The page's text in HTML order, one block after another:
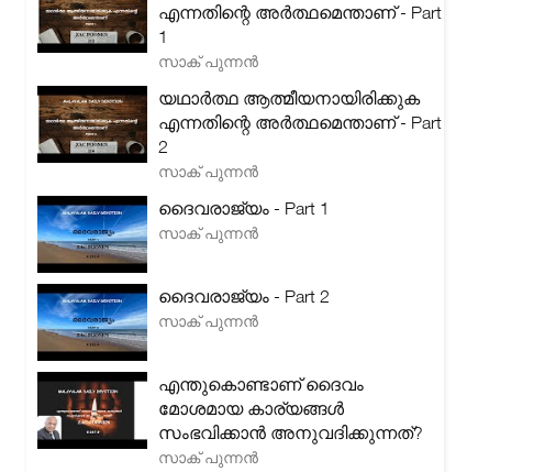
എന്നതിന്റെ അർത്ഥമെന്താണ് - Part
1
സാക് പുന്നൻ
യഥാർത്ഥ ആത്മീയനായിരിക്കുക
എന്നതിന്റെ അർത്ഥമെന്താണ് - Part
2
സാക് പുന്നൻ
ദൈവരാജ്യം - Part 1
സാക് പുന്നൻ
ദൈവരാജ്യം - Part 2
സാക് പുന്നൻ
എന്തുകൊണ്ടാണ് ദൈവം
മോശമായ കാര്യങ്ങൾ
സംഭവിക്കാൻ അനുവദിക്കുന്നത്?
സാക് പുന്നൻ